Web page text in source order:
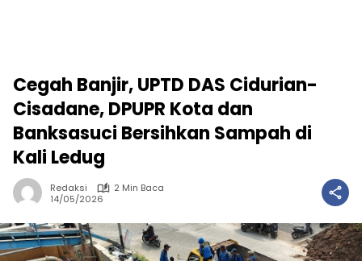
Cegah Banjir, UPTD DAS Cidurian-
Cisadane, DPUPR Kota dan
Banksasuci Bersihkan Sampah di
Kali Ledug
Redaksi
2 Min Baca
14/05/2026